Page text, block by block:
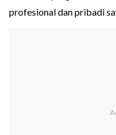
profesional dan pribadi